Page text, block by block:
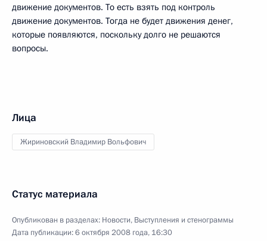
движение документов. То есть взять под контроль
движение документов. Тогда не будет движения денег,
которые появляются, поскольку долго не решаются
вопросы.
Лица
Жириновский Владимир Вольфович
Статус материала
Опубликован в разделах: Новости, Выступления и стенограммы
Дата публикации:6 октября 2008 года, 16:30